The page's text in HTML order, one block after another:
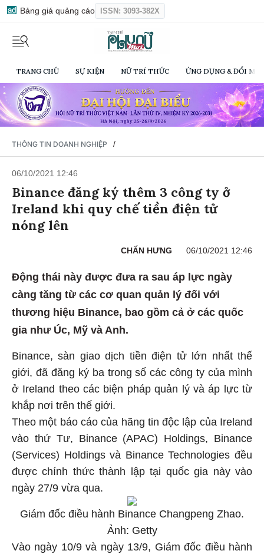
Bảng giá quảng cáo ISSN: 3093-382X
TRANG CHỦ SỰ KIỆN NỮ TRÍ THỨC ỨNG DỤNG & ĐỔI
THÔNG TIN DOANH NGHIỆP /
06/10/2021 12:46
Binance đăng ký thêm 3 công ty ở
Ireland khi quy chế tiền điện tử
nóng lên
CHẤN HƯNG 06/10/2021 12:46
Động thái này được đưa ra sau áp lực ngày
càng tăng từ các cơ quan quản lý đối với
thương hiệu Binance, bao gồm cả ở các quốc
gia như Úc, Mỹ và Anh.
Binance, sàn giao dịch tiền điện tử lớn nhất thế
giới, đã đăng ký ba trong số các công ty của mình
ở Ireland theo các biện pháp quản lý và áp lực từ
khắp nơi trên thế giới.
Theo một báo cáo của hãng tin độc lập của Ireland
vào thứ Tư, Binance (APAC) Holdings, Binance
(Services) Holdings và Binance Technologies đều
được chính thức thành lập tại quốc gia này vào
ngày 27/9 vừa qua.
Giám đốc điều hành Binance Changpeng Zhao.
Ảnh: Getty
Vào ngày 10/9 và ngày 13/9, Giám đốc điều hành